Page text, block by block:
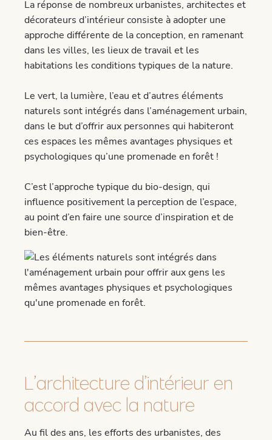
La réponse de nombreux urbanistes, architectes et
décorateurs d’intérieur consiste à adopter une
approche différente de la conception, en ramenant
dans les villes, les lieux de travail et les
habitations les conditions typiques de la nature.
Le vert, la lumière, l’eau et d’autres éléments
naturels sont intégrés dans l’aménagement urbain,
dans le but d’offrir aux personnes qui habiteront
ces espaces les mêmes avantages physiques et
psychologiques qu’une promenade en forêt !
C’est l’approche typique du bio-design, qui
influence positivement la perception de l’espace,
au point d’en faire une source d’inspiration et de
bien-être.
L’architecture d’intérieur en
accord avec la nature
Au fil des ans, les efforts des urbanistes, des